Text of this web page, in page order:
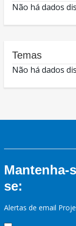
Não há dados
Temas
Não há dados
Mantenha-
se:
Alertas de email